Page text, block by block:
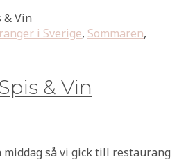
& Vin
i Sverige, Sommaren,
& Vin
så vi gick till restaurang